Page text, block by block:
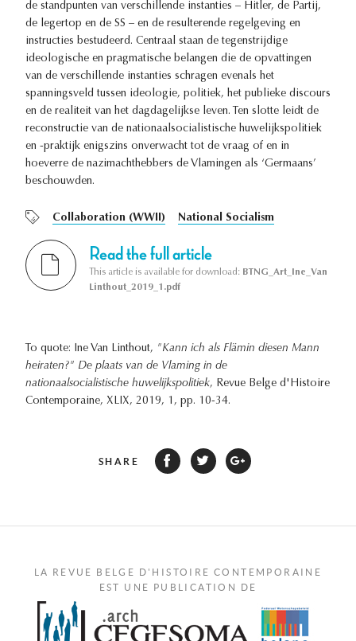
de standpunten van verschillende instanties – Hitler, de Partij,
de legertop en de SS – en de resulterende regelgeving en
instructies bestudeerd. Centraal staan de tegenstrijdige
ideologische en pragmatische belangen die de opvattingen
van de verschillende instanties schragen evenals het
spanningsveld tussen ideologie, politiek, het publieke discours
en de realiteit van het dagdagelijkse leven. Ten slotte leidt de
reconstructie van de nationaalsocialistische huwelijkspolitiek
en -praktijk enigszins onverwacht tot de vraag of en in
hoeverre de nazimachthebbers de Vlamingen als ‘Germaans’
beschouwden.
Collaboration (WWII) National Socialism
Read the full article
This article is available for download: BTNG_Art_Ine_Van
Linthout_2019_1.pdf
To quote: Ine Van Linthout, "Kann ich als Flämin diesen Mann
heiraten?" De plaats van de Vlaming in de
nationaalsocialistische huwelijkspolitiek, Revue Belge d'Histoire
Contemporaine, XLIX, 2019, 1, pp. 10-34.
SHARE
LA REVUE BELGE D'HISTOIRE CONTEMPORAINE
EST UNE PUBLICATION DE